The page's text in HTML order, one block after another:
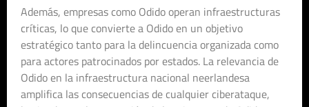
Además, empresas como Odido operan infraestructuras
críticas, lo que convierte a Odido en un objetivo
estratégico tanto para la delincuencia organizada como
para actores patrocinados por estados. La relevancia de
Odido en la infraestructura nacional neerlandesa
amplifica las consecuencias de cualquier ciberataque,